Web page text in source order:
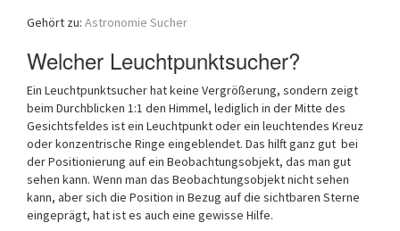
n
Gehört zu: Astronomie Sucher
Welcher Leuchtpunktsucher?
Ein Leuchtpunktsucher hat keine Vergrößerung, sondern zeigt
beim Durchblicken 1:1 den Himmel, lediglich in der Mitte des
Gesichtsfeldes ist ein Leuchtpunkt oder ein leuchtendes Kreuz
oder konzentrische Ringe eingeblendet. Das hilft ganz gut bei
der Positionierung auf ein Beobachtungsobjekt, das man gut
sehen kann. Wenn man das Beobachtungsobjekt nicht sehen
kann, aber sich die Position in Bezug auf die sichtbaren Sterne
eingeprägt, hat ist es auch eine gewisse Hilfe.